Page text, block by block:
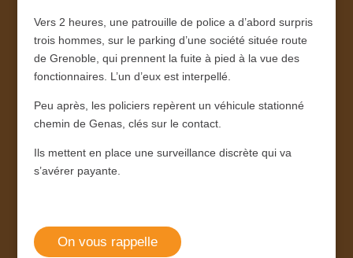
Vers 2 heures, une patrouille de police a d’abord surpris
trois hommes, sur le parking d’une société située route
de Grenoble, qui prennent la fuite à pied à la vue des
fonctionnaires. L’un d’eux est interpellé.
Peu après, les policiers repèrent un véhicule stationné
chemin de Genas, clés sur le contact.
Ils mettent en place une surveillance discrète qui va
s’avérer payante.
On vous rappelle